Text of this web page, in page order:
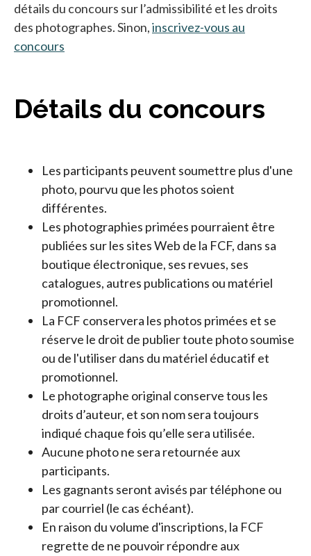
détails du concours sur l’admissibilité et les droits
des photographes. Sinon,inscrivez-vous au
concours
Détails du concours
Les participants peuvent soumettre plus d'une
photo, pourvu que les photos soient
différentes.
Les photographies primées pourraient être
publiées sur les sites Web de la FCF, dans sa
boutique électronique, ses revues, ses
catalogues, autres publications ou matériel
promotionnel.
La FCF conservera les photos primées et se
réserve le droit de publier toute photo soumise
ou de l'utiliser dans du matériel éducatif et
promotionnel.
Le photographe original conserve tous les
droits d’auteur, et son nom sera toujours
indiqué chaque fois qu’elle sera utilisée.
Aucune photo ne sera retournée aux
participants.
Les gagnants seront avisés par téléphone ou
par courriel (le cas échéant).
En raison du volume d'inscriptions, la FCF
regrette de ne pouvoir répondre aux